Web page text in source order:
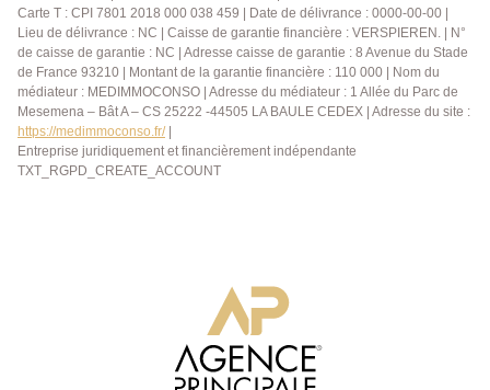
Carte T : CPI 7801 2018 000 038 459 | Date de délivrance : 0000-00-00 |
Lieu de délivrance : NC | Caisse de garantie financière : VERSPIEREN. | N°
de caisse de garantie : NC | Adresse caisse de garantie : 8 Avenue du Stade
de France 93210 | Montant de la garantie financière : 110 000 | Nom du
médiateur : MEDIMMOCONSO | Adresse du médiateur : 1 Allée du Parc de
Mesemena – Bât A – CS 25222 -44505 LA BAULE CEDEX | Adresse du site :
https://medimmoconso.fr/|
Entreprise juridiquement et financièrement indépendante
TXT_RGPD_CREATE_ACCOUNT